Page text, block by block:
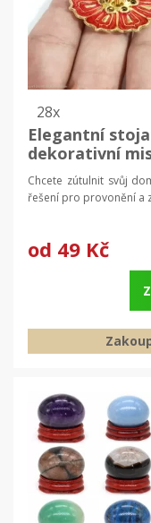
28x
Elegantní
dekorativní
Chcete zútulnit svůj
řešení pro provonění a
od 49 Kč